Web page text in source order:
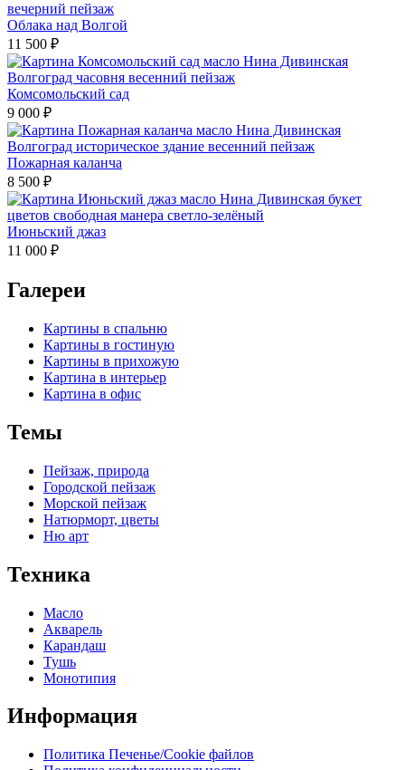
Облака над Волгой
11 500 ₽
Комсомольский сад
9 000 ₽
Пожарная каланча
8 500 ₽
Июньский джаз
11 000 ₽
Галереи
Картины в спальню
Картины в гостиную
Картины в прихожую
Картина в интерьер
Картина в офис
Темы
Пейзаж, природа
Городской пейзаж
Морской пейзаж
Натюрморт, цветы
Ню арт
Техника
Масло
Акварель
Карандаш
Тушь
Монотипия
Информация
Политика Печенье/Cookie файлов